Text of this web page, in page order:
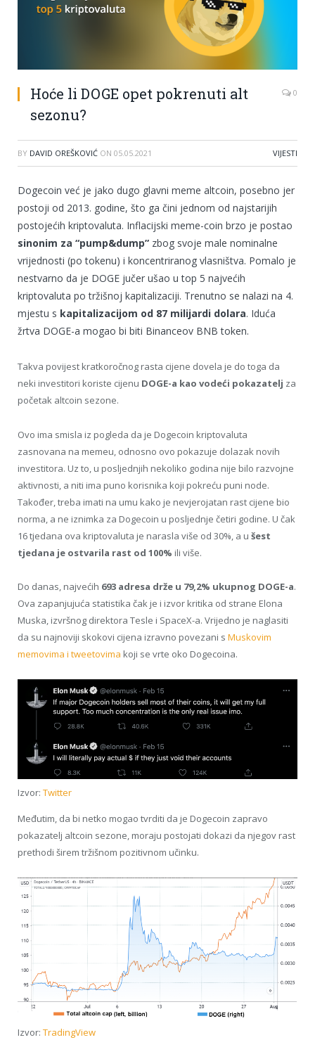
Hoće li DOGE opet pokrenuti alt
sezonu?
0
BY DAVID OREŠKOVIĆ ON 05.05.2021 VIJESTI
Dogecoin već je jako dugo glavni meme altcoin, posebno jer
postoji od 2013. godine, što ga čini jednom od najstarijih
postojećih kriptovaluta. Inflacijski meme-coin brzo je postao
sinonim za “pump&dump” zbog svoje male nominalne
vrijednosti (po tokenu) i koncentriranog vlasništva. Pomalo je
nestvarno da je DOGE jučer ušao u top 5 najvećih
kriptovaluta po tržišnoj kapitalizaciji. Trenutno se nalazi na 4.
mjestu s kapitalizacijom od 87 milijardi dolara. Iduća
žrtva DOGE-a mogao bi biti Binanceov BNB token.
Takva povijest kratkoročnog rasta cijene dovela je do toga da
neki investitori koriste cijenu DOGE-a kao vodeći pokazatelj za
početak altcoin sezone.
Ovo ima smisla iz pogleda da je Dogecoin kriptovaluta
zasnovana na memeu, odnosno ovo pokazuje dolazak novih
investitora. Uz to, u posljednjih nekoliko godina nije bilo razvojne
aktivnosti, a niti ima puno korisnika koji pokreću puni node.
Također, treba imati na umu kako je nevjerojatan rast cijene bio
norma, a ne iznimka za Dogecoin u posljednje četiri godine. U čak
16 tjedana ova kriptovaluta je narasla više od 30%, a u šest
tjedana je ostvarila rast od 100% ili više.
Do danas, najvećih 693 adresa drže u 79,2% ukupnog DOGE-a.
Ova zapanjujuća statistika čak je i izvor kritika od strane Elona
Muska, izvršnog direktora Tesle i SpaceX-a. Vrijedno je naglasiti
da su najnoviji skokovi cijena izravno povezani s Muskovim
memovima i tweetovima koji se vrte oko Dogecoina.
Izvor: Twitter
Međutim, da bi netko mogao tvrditi da je Dogecoin zapravo
pokazatelj altcoin sezone, moraju postojati dokazi da njegov rast
prethodi širem tržišnom pozitivnom učinku.
Izvor: TradingView